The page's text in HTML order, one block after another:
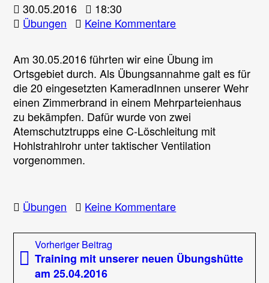
30.05.2016
18:30
Übungen
Keine Kommentarezu
im
Ortsgebiet
am
30.05.2016
Am 30.05.2016 führten wir eine Übung im
Ortsgebiet durch. Als Übungsannahme galt es für
die 20 eingesetzten KameradInnen unserer Wehr
einen Zimmerbrand in einem Mehrparteienhaus
zu bekämpfen. Dafür wurde von zwei
Atemschutztrupps eine C-Löschleitung mit
Hohlstrahlrohr unter taktischer Ventilation
vorgenommen.
Übungen Keine Kommentarezu
Übung
Ortsgebiet
Beitragsnavigation
Vorheriger Beitrag
Beitrag:
Training mit unserer neuen Übungshütte
am 25.04.2016